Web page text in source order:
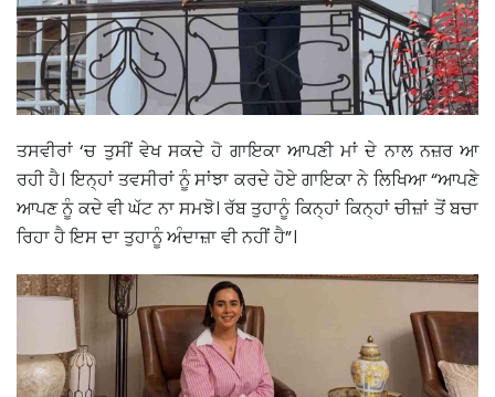
ਤਸਵੀਰਾਂ ‘ਚ ਤੁਸੀਂ ਵੇਖ ਸਕਦੇ ਹੋ ਗਾਇਕਾ ਆਪਣੀ ਮਾਂ ਦੇ ਨਾਲ ਨਜ਼ਰ ਆ
ਰਹੀ ਹੈ। ਇਨ੍ਹਾਂ ਤਵਸੀਰਾਂ ਨੂੰ ਸਾਂਝਾ ਕਰਦੇ ਹੋਏ ਗਾਇਕਾ ਨੇ ਲਿਖਿਆ “ਆਪਣੇ
ਆਪਣ ਨੂੰ ਕਦੇ ਵੀ ਘੱਟ ਨਾ ਸਮਝੋ। ਰੱਬ ਤੁਹਾਨੂੰ ਕਿਨ੍ਹਾਂ ਕਿਨ੍ਹਾਂ ਚੀਜ਼ਾਂ ਤੋਂ ਬਚਾ
ਰਿਹਾ ਹੈ ਇਸ ਦਾ ਤੁਹਾਨੂੰ ਅੰਦਾਜ਼ਾ ਵੀ ਨਹੀਂ ਹੈ”।